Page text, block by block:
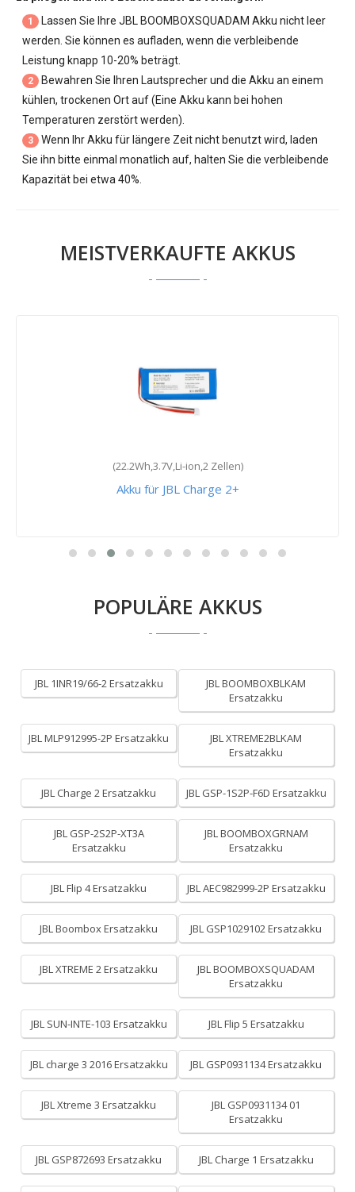
1 Lassen Sie Ihre JBL BOOMBOXSQUADAM Akku nicht leer
werden. Sie können es aufladen, wenn die verbleibende
Leistung knapp 10-20% beträgt.
2
Bewahren Sie Ihren Lautsprecher und die Akku an einem
kühlen, trockenen Ort auf (Eine Akku kann bei hohen
Temperaturen zerstört werden).
3
Wenn Ihr Akku für längere Zeit nicht benutzt wird, laden
Sie ihn bitte einmal monatlich auf, halten Sie die verbleibende
Kapazität bei etwa 40%.
MEISTVERKAUFTE AKKUS
(22.2Wh,3.7V,Li-ion,2 Zellen)
Akku für JBL Charge 2+
POPULÄRE AKKUS
JBL 1INR19/66-2 Ersatzakku
JBL BOOMBOXBLKAM
Ersatzakku
JBL MLP912995-2P Ersatzakku
JBL XTREME2BLKAM
Ersatzakku
JBL Charge 2 Ersatzakku JBL GSP-1S2P-F6D Ersatzakku
JBL GSP-2S2P-XT3A
Ersatzakku
JBL BOOMBOXGRNAM
Ersatzakku
JBL Flip 4 Ersatzakku JBL AEC982999-2P Ersatzakku
JBL Boombox Ersatzakku JBL GSP1029102 Ersatzakku
JBL XTREME 2 Ersatzakku
JBL BOOMBOXSQUADAM
Ersatzakku
JBL SUN-INTE-103 Ersatzakku JBL Flip 5 Ersatzakku
JBL charge 3 2016 Ersatzakku JBL GSP0931134 Ersatzakku
JBL Xtreme 3 Ersatzakku
JBL GSP0931134 01
Ersatzakku
JBL GSP872693 Ersatzakku JBL Charge 1 Ersatzakku